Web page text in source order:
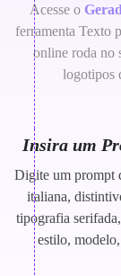
Acesse o
ferramenta Texto
online roda no
logotipos
Insira um
Digite um prompt
italiana,
tipografia
estilo,